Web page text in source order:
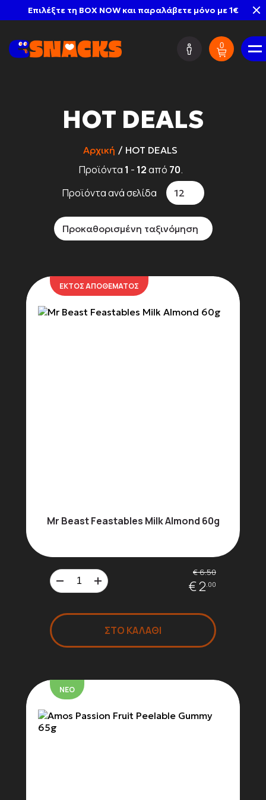
Επιλέξτε τη BOX NOW και παραλάβετε μόνο με 1€
0
Mystery Boxes
HOT DEALS
Νέες Παραλαβές
Limited Edition Box
Καραμέλες
HOT DEALS
Αρχική HOT DEALS
Προϊόντα 1 - 12από 70.
Προϊόντα ανά σελίδα
12
Προκαθορισμένη ταξινόμηση
ΕΚΤΟΣ ΑΠΟΘΕΜΑΤΟΣ
Mr Beast Feastables Milk Almond 60g
€ 6.50
€ 2.00
ΣΤΟ ΚΑΛΑΘΙ
ΝΕΟ